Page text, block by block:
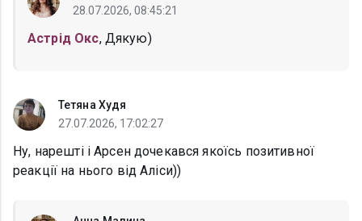
28.07.2026, 08:45:21
Астрід Окс, Дякую)
Тетяна Худя
27.07.2026, 17:02:27
Ну, нарешті і Арсен дочекався якоїсь позитивної
реакції на нього від Аліси))